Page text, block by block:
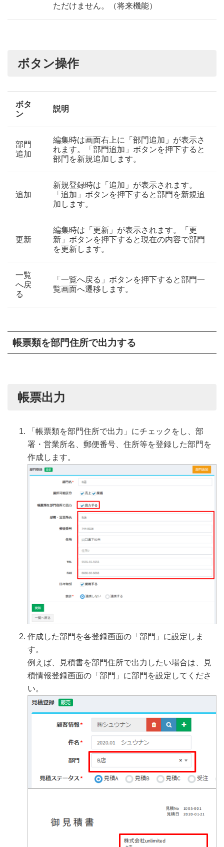
ただけません。（将来機能）
ボタン操作
ボタ
ン
説明
部門
追加
編集時は画面右上に「部門追加」が表示さ
れます。「部門追加」ボタンを押下すると
部門を新規追加します。
追加
新規登録時は「追加」が表示されます。
「追加」ボタンを押下すると部門を新規追
加します。
更新
編集時は「更新」が表示されます。「更
新」ボタンを押下すると現在の内容で部門
を更新します。
一覧
へ戻
る
「一覧へ戻る」ボタンを押下すると部門一
覧画面へ遷移します。
帳票類を部門住所で出力する
帳票出力
「帳票類を部門住所で出力」にチェックをし、部
署・営業所名、郵便番号、住所等を登録した部門を
作成します。
作成した部門を各登録画面の「部門」に設定しま
す。
例えば、見積書を部門住所で出力したい場合は、見
積情報登録画面の「部門」に部門を設定してくださ
い。